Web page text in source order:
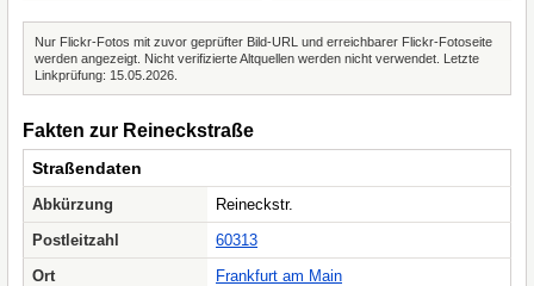
Nur Flickr-Fotos mit zuvor geprüfter Bild-URL und erreichbarer Flickr-Fotoseite
werden angezeigt. Nicht verifizierte Altquellen werden nicht verwendet. Letzte
Linkprüfung: 15.05.2026.
Fakten zur Reineckstraße
Straßendaten
Abkürzung
Reineckstr.
Postleitzahl
60313
Ort
Frankfurt am Main